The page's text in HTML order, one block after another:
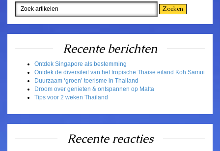
Recente berichten
Ontdek Singapore als bestemming
Ontdek de diversiteit van het tropische Thaise eiland Koh Samui
Duurzaam ‘groen’ toerisme in Thailand
Droom over genieten & ontspannen op Malta
Tips voor 2 weken Thailand
Recente reacties